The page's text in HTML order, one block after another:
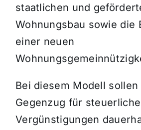
staatlichen und
Wohnungsbau sowie die
einer neuen
Bei diesem Modell
Gegenzug für steuerliche
Vergünstigungen